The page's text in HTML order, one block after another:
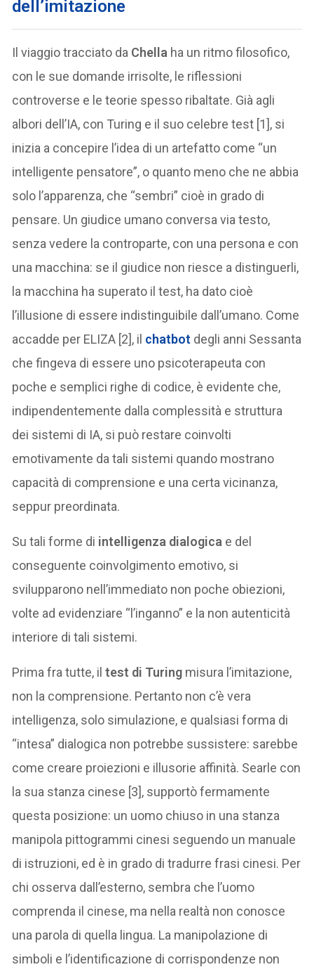
dell’imitazione
Il viaggio tracciato da Chella ha un ritmo filosofico,
con le sue domande irrisolte, le riflessioni
controverse e le teorie spesso ribaltate. Già agli
albori dell’IA, con Turing e il suo celebre test [1], si
inizia a concepire l’idea di un artefatto come “un
intelligente pensatore”, o quanto meno che ne abbia
solo l’apparenza, che “sembri” cioè in grado di
pensare. Un giudice umano conversa via testo,
senza vedere la controparte, con una persona e con
una macchina: se il giudice non riesce a distinguerli,
la macchina ha superato il test, ha dato cioè
l’illusione di essere indistinguibile dall’umano. Come
accadde per ELIZA [2], il chatbot degli anni Sessanta
che fingeva di essere uno psicoterapeuta con
poche e semplici righe di codice, è evidente che,
indipendentemente dalla complessità e struttura
dei sistemi di IA, si può restare coinvolti
emotivamente da tali sistemi quando mostrano
capacità di comprensione e una certa vicinanza,
seppur preordinata.
Su tali forme di intelligenza dialogica e del
conseguente coinvolgimento emotivo, si
svilupparono nell’immediato non poche obiezioni,
volte ad evidenziare “l’inganno” e la non autenticità
interiore di tali sistemi.
Prima fra tutte, iltest di Turing misura l’imitazione,
non la comprensione. Pertanto non c’è vera
intelligenza, solo simulazione, e qualsiasi forma di
“intesa” dialogica non potrebbe sussistere: sarebbe
come creare proiezioni e illusorie affinità. Searle con
la sua stanza cinese [3], supportò fermamente
questa posizione: un uomo chiuso in una stanza
manipola pittogrammi cinesi seguendo un manuale
di istruzioni, ed è in grado di tradurre frasi cinesi. Per
chi osserva dall’esterno, sembra che l’uomo
comprenda il cinese, ma nella realtà non conosce
una parola di quella lingua. La manipolazione di
simboli e l’identificazione di corrispondenze non